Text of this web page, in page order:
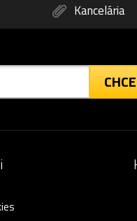
Kancelária